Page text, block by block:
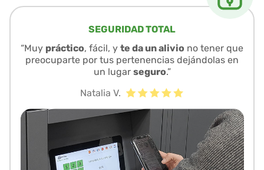
SEGURIDAD TOTAL
“Muy práctico, fácil, y te da un alivio no tener que
preocuparte por tus pertenencias dejándolas en
un lugar seguro.”
Natalia V.